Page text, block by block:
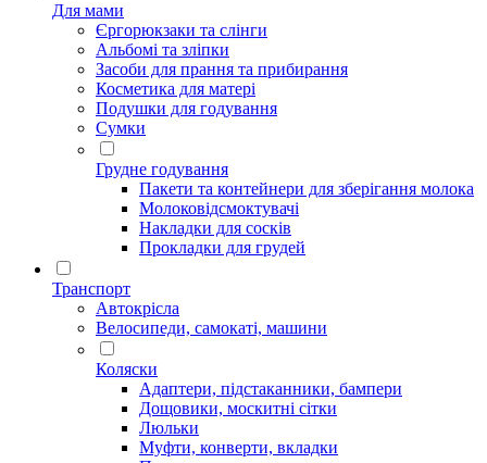
Для мами
Єргорюкзаки та слінги
Альбомі та зліпки
Засоби для прання та прибирання
Косметика для матері
Подушки для годування
Сумки
Грудне годування
Пакети та контейнери для зберігання молока
Молоковідсмоктувачі
Накладки для сосків
Прокладки для грудей
Транспорт
Автокрісла
Велосипеди, самокаті, машини
Коляски
Адаптери, підстаканники, бампери
Дощовики, москитні сітки
Люльки
Муфти, конверти, вкладки